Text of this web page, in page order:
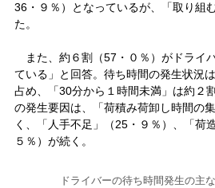
36・９％）となっているが、「取り組
た。
また、約６割（57・０％）がドライ
ている」と回答。待ち時間の発生状況
占め、「30分から１時間未満」は約２
の発生要因は、「荷積み荷卸し時間の
く、「人手不足」（25・９％）、「荷
５％）が続く。
ドライバーの待ち時間発生の主